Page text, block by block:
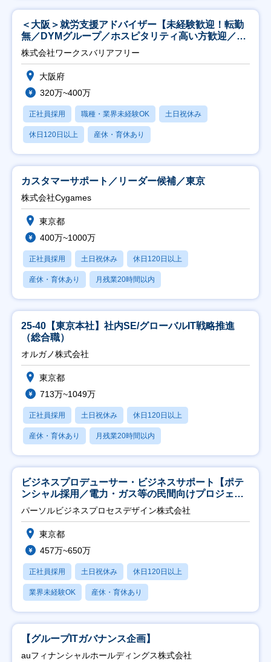
＜大阪＞就労支援アドバイザー【未経験歓迎！転勤
無／DYMグループ／ホスピタリティ高い方歓迎／土
日祝】
株式会社ワークスバリアフリー
大阪府
320万~400万
正社員採用 職種・業界未経験OK 土日祝休み
休日120日以上 産休・育休あり
カスタマーサポート／リーダー候補／東京
株式会社Cygames
東京都
400万~1000万
正社員採用 土日祝休み 休日120日以上
産休・育休あり 月残業20時間以内
25-40【東京本社】社内SE/グローバルIT戦略推進
（総合職）
オルガノ株式会社
東京都
713万~1049万
正社員採用 土日祝休み 休日120日以上
産休・育休あり 月残業20時間以内
ビジネスプロデューサー・ビジネスサポート【ポテ
ンシャル採用／電力・ガス等の民間向けプロジェク
ト推進】
パーソルビジネスプロセスデザイン株式会社
東京都
457万~650万
正社員採用 土日祝休み 休日120日以上
業界未経験OK 産休・育休あり
【グループITガバナンス企画】
auフィナンシャルホールディングス株式会社